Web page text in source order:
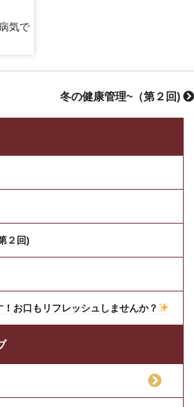
気で
冬の健康管理~（第２回)
２回)
！お口もリフレッシュしませんか？